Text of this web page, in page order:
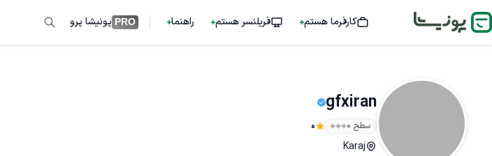
کارفرما هستم فریلنسر هستم راهنما PRO پونیشا پرو
gfxiran
سطح ۰ 0
Karaj